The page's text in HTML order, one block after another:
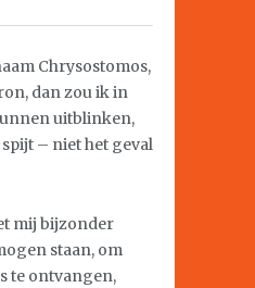
Chrysostomos,
dan zou ik in
uitblinken,
– niet het geval
mij bijzonder
staan, om
te ontvangen,